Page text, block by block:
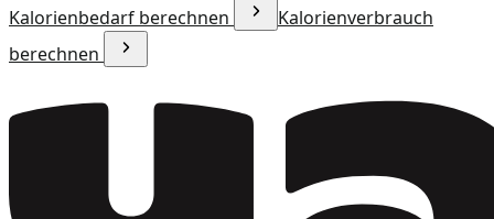
Kalorienbedarf berechnen
Kalorienverbrauch
berechnen